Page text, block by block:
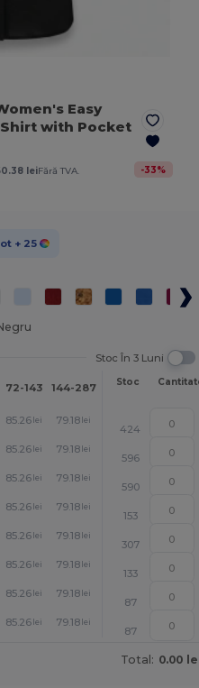
Easy
with Pocket
leiFără TVA. -33%
+ 25
Stoc În 3 Luni
72-143 144-287 288 +
Mai
Stoc
85.26 lei 79.18 lei
424
85.26 lei 79.18 lei
596
85.26 lei 79.18 lei
590
85.26 lei 79.18 lei
153
85.26 lei 79.18 lei
307
85.26 lei 79.18 lei
133
85.26 lei 79.18 lei
87
85.26 lei 79.18 lei
87
Total: 0.00